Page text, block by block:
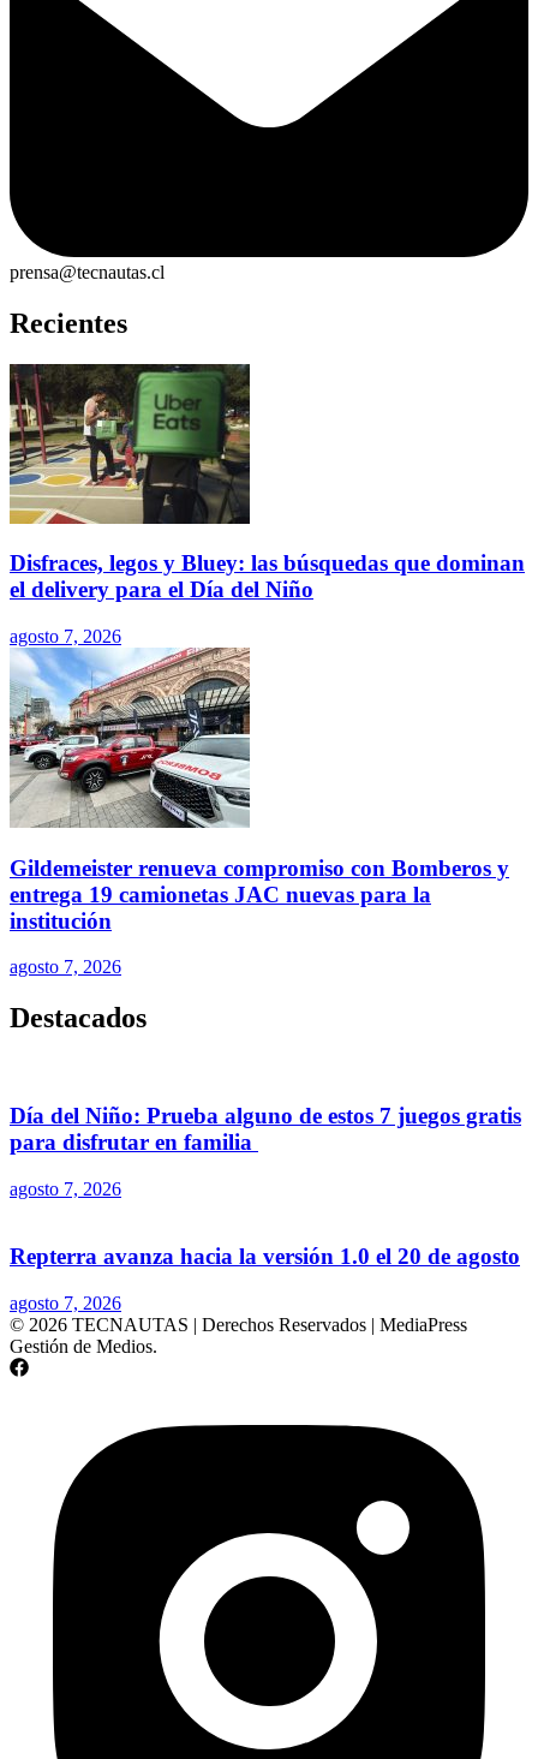
prensa@tecnautas.cl
Recientes
Disfraces, legos y Bluey: las búsquedas que dominan
el delivery para el Día del Niño
agosto 7, 2026
Gildemeister renueva compromiso con Bomberos y
entrega 19 camionetas JAC nuevas para la
institución
agosto 7, 2026
Destacados
Día del Niño: Prueba alguno de estos 7 juegos gratis
para disfrutar en familia
agosto 7, 2026
Repterra avanza hacia la versión 1.0 el 20 de agosto
agosto 7, 2026
© 2026 TECNAUTAS | Derechos Reservados | MediaPress
Gestión de Medios.